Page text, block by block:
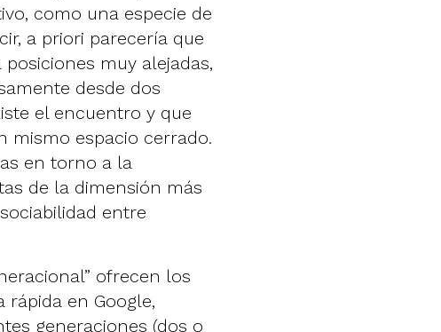
como una especie de
a priori parecería que
muy alejadas,
desde dos
el encuentro y que
mismo espacio cerrado.
en torno a la
de la dimensión más
entre
ofrecen los
en Google,
generaciones (dos o